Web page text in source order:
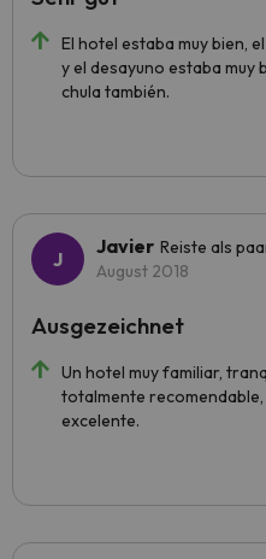
El hotel estaba muy bien,
y el desayuno estaba muy
chula también.
Javier Reiste als
August 2018
Un hotel muy familiar,
totalmente
excelente.
Ausgezeichnet